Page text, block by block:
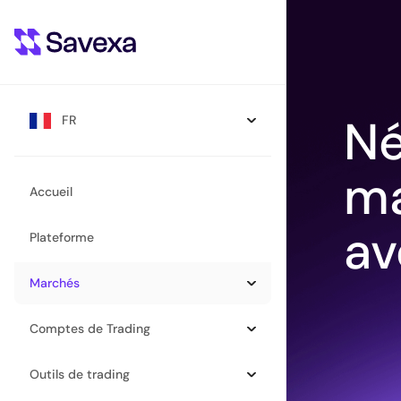
FR
Accueil
Plateforme
Marchés
Comptes de Trading
Outils de trading